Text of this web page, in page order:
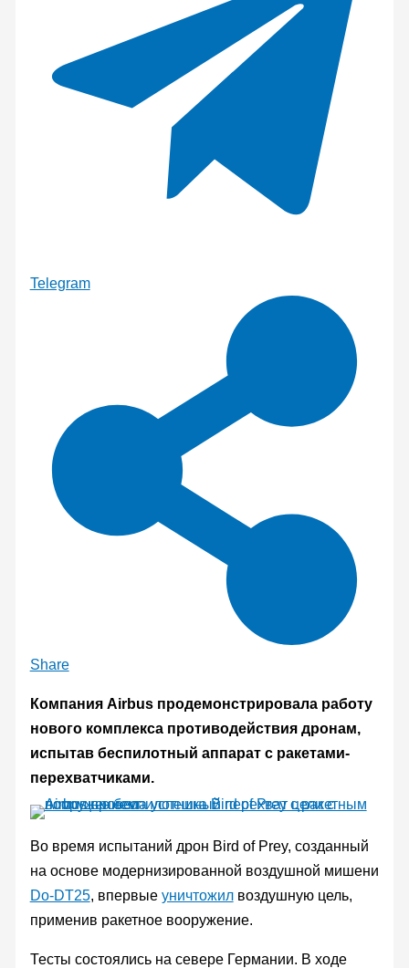
Telegram
Share
Компания Airbus продемонстрировала работу
нового комплекса противодействия дронам,
испытав беспилотный аппарат с ракетами-
перехватчиками.
Во время испытаний дрон Bird of Prey, созданный
на основе модернизированной воздушной мишени
Do-DT25, впервые уничтожилвоздушную цель,
применив ракетное вооружение.
Тесты состоялись на севере Германии. В ходе